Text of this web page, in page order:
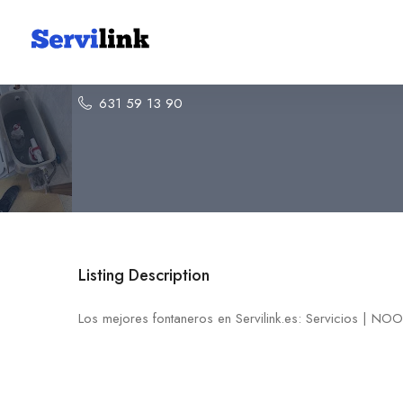
631 59 13 90
Listing Description
Los mejores fontaneros en Servilink.es: Servicios |